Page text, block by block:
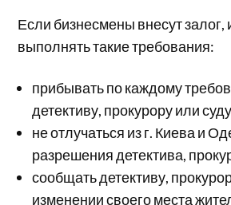
Если бизнесмены внесут залог,
выполнять такие требования:
прибывать по каждому
детективу, прокурору или
не отлучаться из г. Киева и
разрешения детектива,
сообщать детективу,
изменении своего места